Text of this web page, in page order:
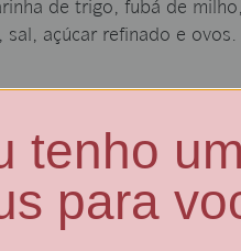
de trigo, fubá de milho,
sal, açúcar refinado e ovos.
tenho um
para